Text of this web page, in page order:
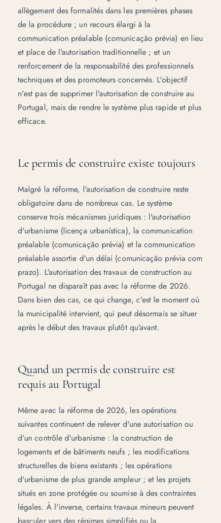
allègement des formalités dans les premières phases
de la procédure ; un recours élargi à la
communication préalable (comunicação prévia) en lieu
et place de l'autorisation traditionnelle ; et un
renforcement de la responsabilité des professionnels
techniques et des promoteurs concernés. L'objectif
n'est pas de supprimer l'autorisation de construire au
Portugal, mais de rendre le système plus rapide et plus
efficace.
Le permis de construire existe toujours
Malgré la réforme, l'autorisation de construire reste
obligatoire dans de nombreux cas. Le système
conserve trois mécanismes juridiques : l'autorisation
d'urbanisme (licença urbanística), la communication
préalable (comunicação prévia) et la communication
préalable assortie d'un délai (comunicação prévia com
prazo). L'autorisation des travaux de construction au
Portugal ne disparaît pas avec la réforme de 2026.
Dans bien des cas, ce qui change, c'est le moment où
la municipalité intervient, qui peut désormais se situer
après le début des travaux plutôt qu'avant.
Quand un permis de construire est
requis au Portugal
Même avec la réforme de 2026, les opérations
suivantes continuent de relever d'une autorisation ou
d'un contrôle d'urbanisme : la construction de
logements et de bâtiments neufs ; les modifications
structurelles de biens existants ; les opérations
d'urbanisme de plus grande ampleur ; et les projets
situés en zone protégée ou soumise à des contraintes
légales. À l'inverse, certains travaux mineurs peuvent